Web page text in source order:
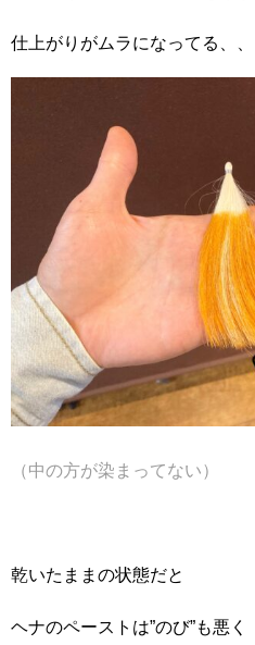
仕上がりがムラになってる、、
（中の方が染まってない）
乾いたままの状態だと
ヘナのペーストは”のび”も悪く